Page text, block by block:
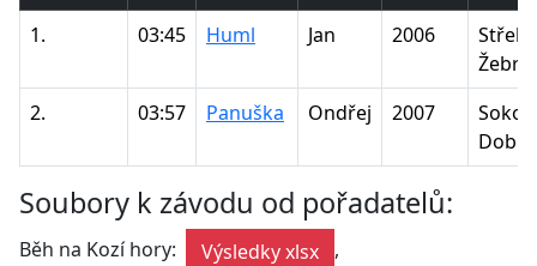
1.
03:45 Huml Jan 2006
Střela
2.
03:57 Panuška Ondřej 2007
Sokol
Soubory k závodu od pořadatelů:
Běh na Kozí hory: Výsledky xlsx
,